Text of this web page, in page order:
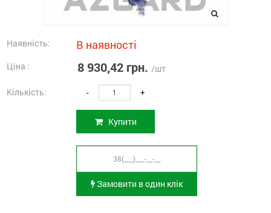
Наявність: В наявності
Ціна : 8 930,42 грн. /шт
Кількість: - +
Купити
Замовити в один клік